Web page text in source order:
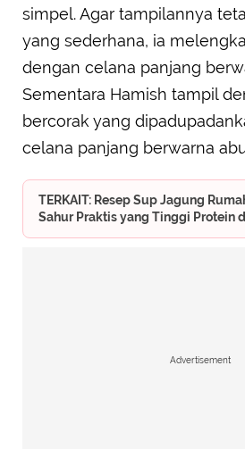
simpel. Agar tampilannya
yang sederhana, ia
dengan celana panjang
Sementara Hamish tampil
bercorak yang
celana panjang berwarna
TERKAIT: Resep Sup Jagung
Sahur Praktis yang Tinggi Protein
Advertisement